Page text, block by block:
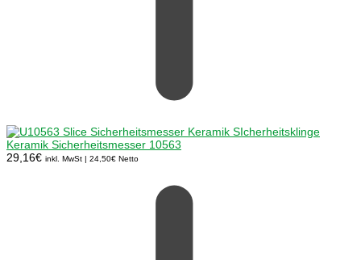
Keramik Sicherheitsmesser 10563
29,16€ inkl. MwSt | 24,50€ Netto